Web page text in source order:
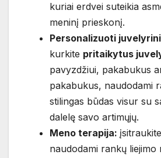
kuriai erdvei suteikia
meninį prieskonį.
Personalizuoti
kurkite pritaikytus
pavyzdžiui, pakabukus
pakabukus, naudodami
stilingas būdas visur su
dalelę savo artimųjų.
Meno terapija:
naudodami rankų liejimo